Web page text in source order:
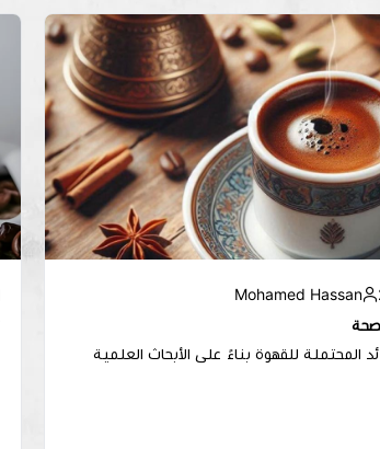
Mohamed Hassan
المحتملة للقهوة بناءً على الأبحاث العلمية